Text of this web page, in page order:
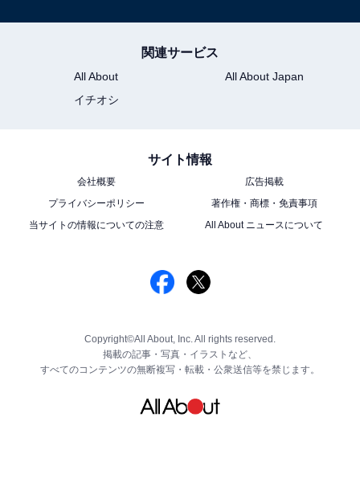
関連サービス
All About
All About Japan
イチオシ
サイト情報
会社概要
広告掲載
プライバシーポリシー
著作権・商標・免責事項
当サイトの情報についての注意
All About ニュースについて
Copyright©All About, Inc. All rights reserved.
掲載の記事・写真・イラストなど、
すべてのコンテンツの無断複写・転載・公衆送信等を禁じます。